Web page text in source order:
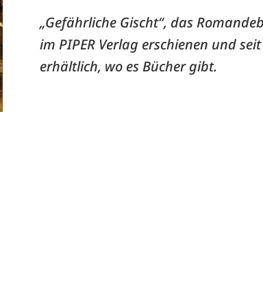
„Gefährliche Gischt“, das
im PIPER Verlag erschienen und
erhältlich, wo es Bücher gibt.